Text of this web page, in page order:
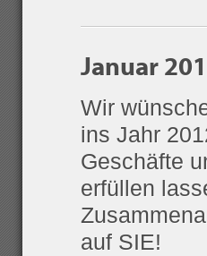
Januar
Wir
ins Jahr
Geschäfte
erfüllen
auf SIE!